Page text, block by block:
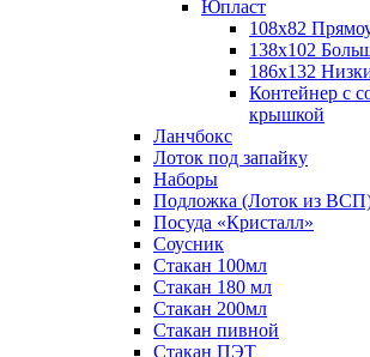
Юпласт
108х82
138х102
186х132
Контейнер с
крышкой
Ланчбокс
Лоток под запайку
Наборы
Подложка (Лоток из
Посуда «Кристалл»
Соусник
Стакан 100мл
Стакан 180 мл
Стакан 200мл
Стакан пивной
Стакан ПЭТ